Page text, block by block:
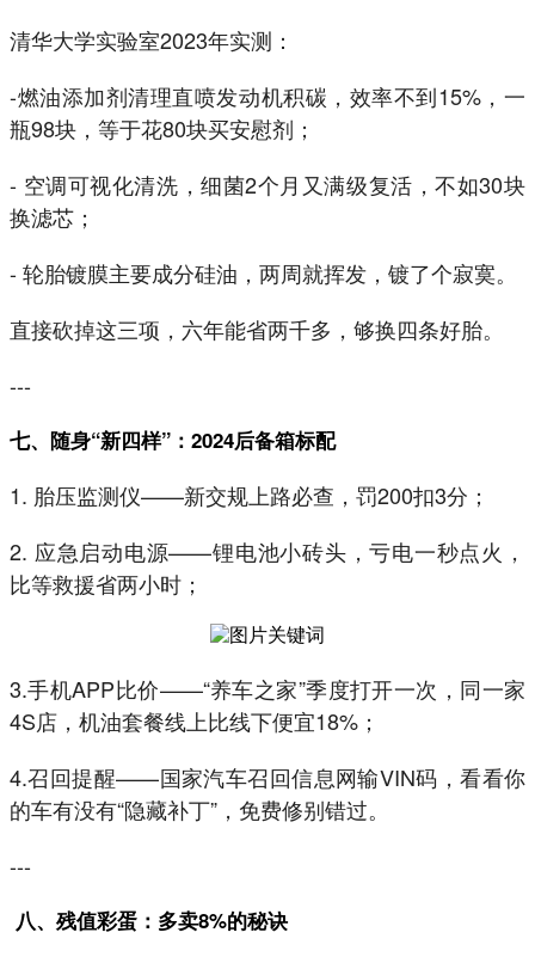
清华大学实验室2023年实测：
-燃油添加剂清理直喷发动机积碳，效率不到15%，一
瓶98块，等于花80块买安慰剂；
- 空调可视化清洗，细菌2个月又满级复活，不如30块
换滤芯；
- 轮胎镀膜主要成分硅油，两周就挥发，镀了个寂寞。
直接砍掉这三项，六年能省两千多，够换四条好胎。
---
七、随身“新四样”：2024后备箱标配
1. 胎压监测仪——新交规上路必查，罚200扣3分；
2. 应急启动电源——锂电池小砖头，亏电一秒点火，
比等救援省两小时；
3.手机APP比价——“养车之家”季度打开一次，同一家
4S店，机油套餐线上比线下便宜18%；
4.召回提醒——国家汽车召回信息网输VIN码，看看你
的车有没有“隐藏补丁”，免费修别错过。
---
八、残值彩蛋：多卖8%的秘诀